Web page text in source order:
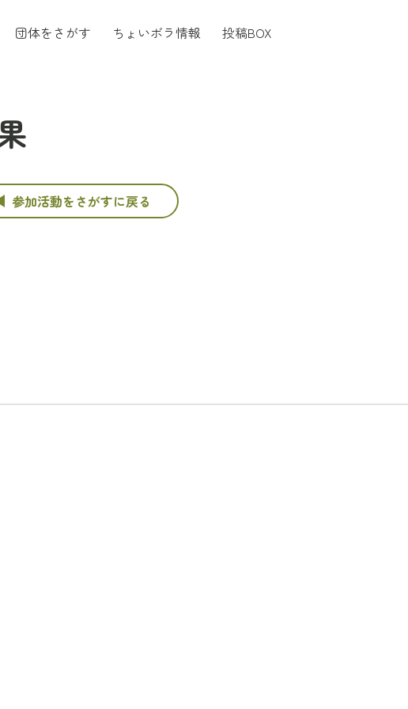
団体をさがす ちょいボラ情報 投稿BOX
参加活動をさがすに戻る